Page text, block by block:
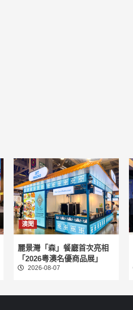
澳聞
麗景灣「森」餐廳首次亮相
「2026粵澳名優商品展」
2026-08-07